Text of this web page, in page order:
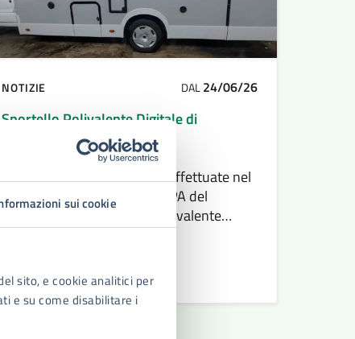
sui cookie
sito, e cookie analitici per
e su come disabilitare i
NOTIZIE DAL24/06/26
Sportello Polivalente Digitale di
Comunicazione delle tappe effettuate nel
mese di luglio. Nella 3° TAPPA del
21/07/2026 lo Sportello Polivalente
Digitale di Prossimità stazionera' in Zona
12:00
LEGGI DI PIÙ